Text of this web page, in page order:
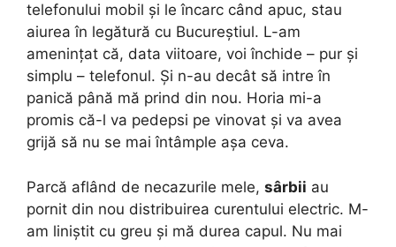
telefonului mobil și le încarc când apuc, stau
aiurea în legătură cu Bucureștiul. L-am
amenințat că, data viitoare, voi închide – pur și
simplu – telefonul. Și n-au decât să intre în
panică până mă prind din nou. Horia mi-a
promis că-l va pedepsi pe vinovat și va avea
grijă să nu se mai întâmple așa ceva.
Parcă aflând de necazurile mele, sârbii au
pornit din nou distribuirea curentului electric. M-
am liniștit cu greu și mă durea capul. Nu mai